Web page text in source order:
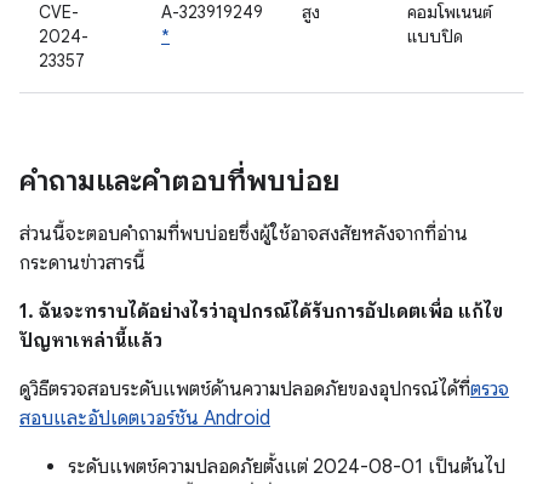
CVE-
2024-
23357
A-323919249
*
สูง
คอมโพเนนต์
แบบปิด
คำถามและคำตอบที่พบบ่อย
ส่วนนี้จะตอบคำถามที่พบบ่อยซึ่งผู้ใช้อาจสงสัยหลังจากที่อ่าน
กระดานข่าวสารนี้
1. ฉันจะทราบได้อย่างไรว่าอุปกรณ์ได้รับการอัปเดตเพื่อ แก้ไข
ปัญหาเหล่านี้แล้ว
ดูวิธีตรวจสอบระดับแพตช์ด้านความปลอดภัยของอุปกรณ์ได้ที่ตรวจ
สอบและอัปเดตเวอร์ชัน Android
ระดับแพตช์ความปลอดภัยตั้งแต่ 2024-08-01 เป็นต้นไป